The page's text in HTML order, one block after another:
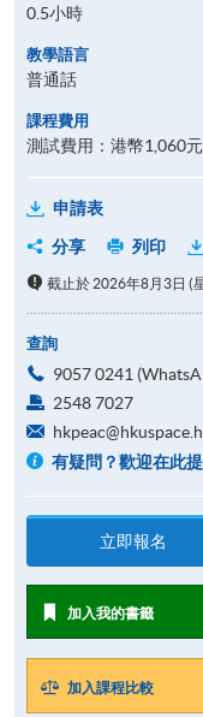
0.5小時
教學語言
普通話
課程費用
測試費用：港幣1,060元
申請表
分享
列印
截止於 2026年8月3日 (
查詢
9057 0241
2548 7027
有疑問？歡迎在此
立即報名
加入我的書籤
加入課程比較